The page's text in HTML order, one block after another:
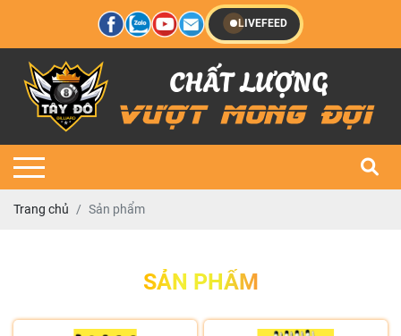
LIVEFEED
Trang chủ Sản phẩm
SẢN PHẨM